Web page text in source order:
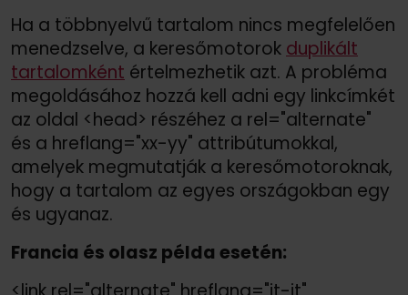
Ha a többnyelvű tartalom nincs megfelelően
menedzselve, a keresőmotorok duplikált
tartalomként értelmezhetik azt. A probléma
megoldásához hozzá kell adni egy linkcímkét
az oldal <head> részéhez a rel="alternate"
és a hreflang="xx-yy" attribútumokkal,
amelyek megmutatják a keresőmotoroknak,
hogy a tartalom az egyes országokban egy
és ugyanaz.
Francia és olasz példa esetén: